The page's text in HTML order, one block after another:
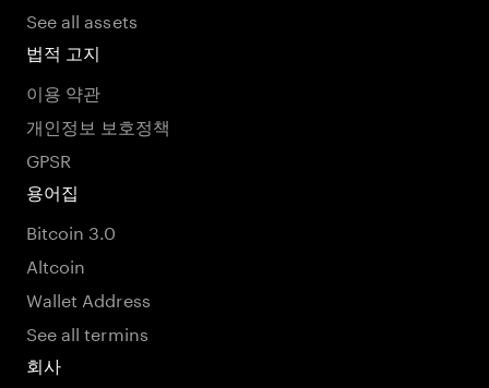
See all assets
법적 고지
이용 약관
개인정보 보호정책
GPSR
용어집
Bitcoin 3.0
Altcoin
Wallet Address
See all termins
회사